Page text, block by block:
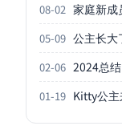
08-02 家庭新
05-09 公主长大
02-06 2024总结
01-19 Kitty公